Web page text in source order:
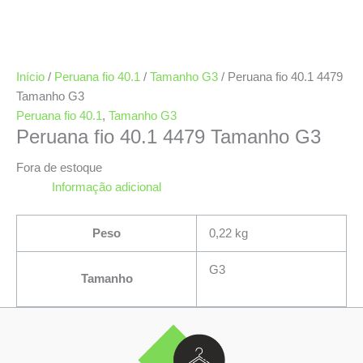
Início / Peruana fio 40.1 / Tamanho G3 / Peruana fio 40.1 4479
Tamanho G3
Peruana fio 40.1 , Tamanho G3
Peruana fio 40.1 4479 Tamanho G3
Fora de estoque
Informação adicional
Peso 0,22 kg
Tamanho
G3